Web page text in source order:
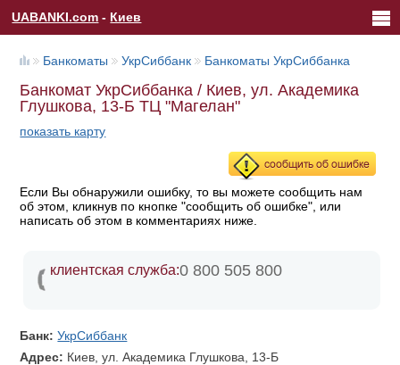
UABANKI.com - Киев
Банкоматы УкрСиббанк Банкоматы УкрСиббанка
Банкомат УкрСиббанка / Киев, ул. Академика
Глушкова, 13-Б ТЦ "Магелан"
показать карту
Если Вы обнаружили ошибку, то вы можете сообщить нам
об этом, кликнув по кнопке "сообщить об ошибке", или
написать об этом в комментариях ниже.
клиентская служба:0 800 505 800
Банк:УкрСиббанк
Адрес: Киев, ул. Академика Глушкова, 13-Б